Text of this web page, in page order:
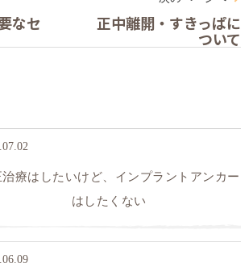
なセ 正中離開・すきっぱに
ついて
はしたくない